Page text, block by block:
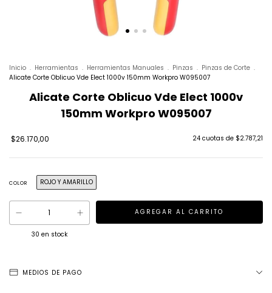
Inicio . Herramientas . Herramientas Manuales . Pinzas . Pinzas de Corte .
Alicate Corte Oblicuo Vde Elect 1000v 150mm Workpro W095007
Alicate Corte Oblicuo Vde Elect 1000v
150mm Workpro W095007
$26.170,00 24 cuotas de $2.787,21
COLOR ROJO Y AMARILLO
30 en stock
MEDIOS DE PAGO